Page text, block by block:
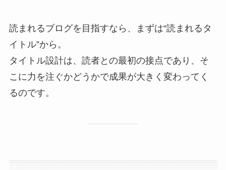
読まれるブログを目指すなら、まずは“読まれるタ
イトル”から。
タイトル設計は、読者との最初の接点であり、そ
こに力を注ぐかどうかで成果が大きく変わってく
るのです。